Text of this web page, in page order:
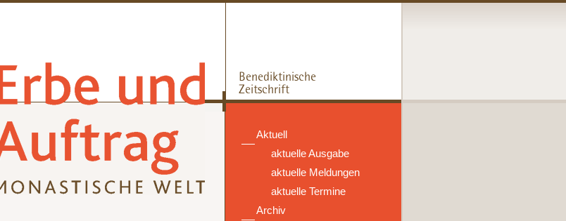
Aktuell
aktuelle Ausgabe
aktuelle Meldungen
aktuelle Termine
Archiv